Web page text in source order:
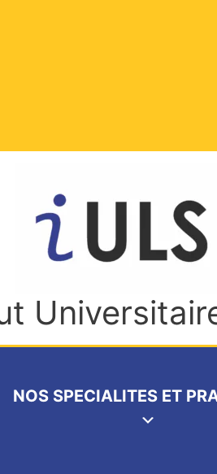
NOS SPECIALITES ET